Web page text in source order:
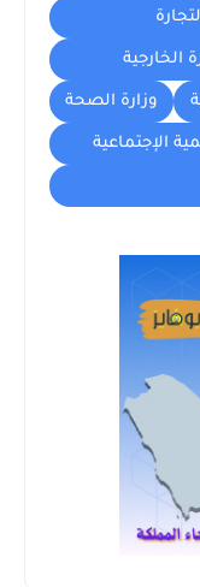
الخارجية
وزارة الصحة
الإجتماعية